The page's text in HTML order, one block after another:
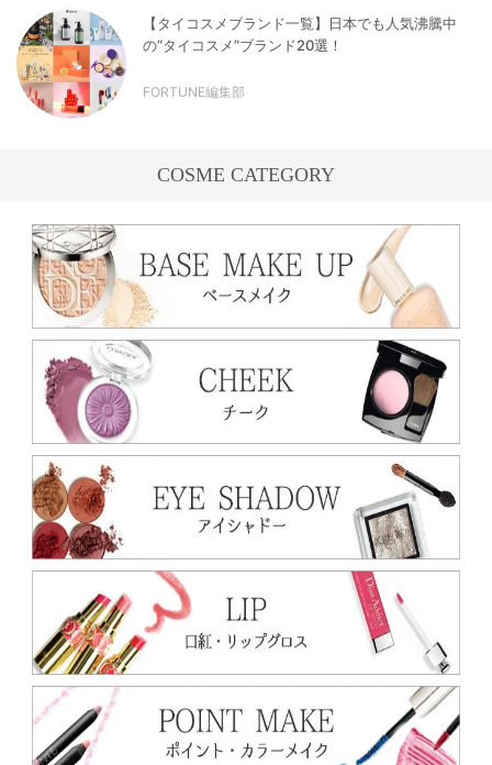
【タイコスメブランド一覧】日本でも人気沸騰中
の“タイコスメ”ブランド20選！
FORTUNE編集部
COSME CATEGORY